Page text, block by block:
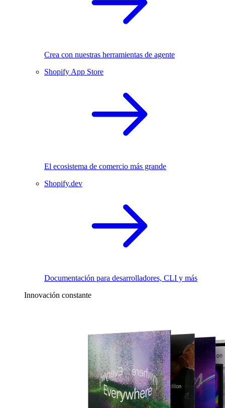
Crea con nuestras herramientas de agente
Shopify App Store
El ecosistema de comercio más grande
Shopify.dev
Documentación para desarrolladores, CLI y más
Innovación constante